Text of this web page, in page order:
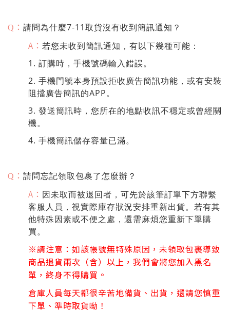
Q ： 請問為什麼7-11取貨沒有收到簡訊通知？
A： 若您未收到簡訊通知，有以下幾種可能：
1. 訂購時，手機號碼輸入錯誤。
2. 手機門號本身預設拒收廣告簡訊功能，或有安裝
阻擋廣告簡訊的APP。
3. 發送簡訊時，您所在的地點收訊不穩定或曾經關
機。
4. 手機簡訊儲存容量已滿。
Q ： 請問忘記領取包裹了怎麼辦？
A： 因未取而被退回者，可先於該筆訂單下方聯繫
客服人員，視實際庫存狀況安排重新出貨。若有其
他特殊因素或不便之處，還需麻煩您重新下單購
買。
※請注意：如該帳號無特殊原因，未領取包裹導致
商品退貨兩次（含）以上，我們會將您加入黑名
單，終身不得購買。
倉庫人員每天都很辛苦地備貨、出貨，還請您慎重
下單、準時取貨呦！